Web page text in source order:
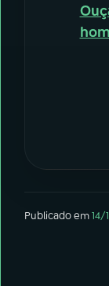
Publicado em14/